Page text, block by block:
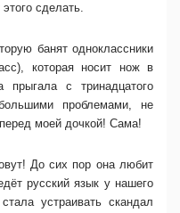
сделать.
банят одноклассники
которая носит нож в
прыгала с тринадцатого
проблемами, не
моей дочкой! Сама!
До сих пор она любит
русский язык у нашего
устраивать скандал